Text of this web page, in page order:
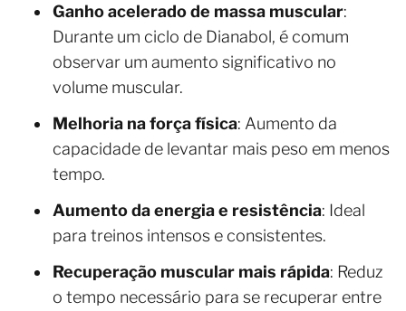
Ganho acelerado de massa muscular:
Durante um ciclo de Dianabol, é comum
observar um aumento significativo no
volume muscular.
Melhoria na força física: Aumento da
capacidade de levantar mais peso em menos
tempo.
Aumento da energia e resistência: Ideal
para treinos intensos e consistentes.
Recuperação muscular mais rápida: Reduz
o tempo necessário para se recuperar entre